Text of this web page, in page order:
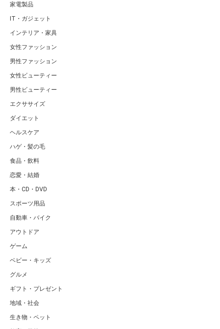
家電製品
IT・ガジェット
インテリア・家具
女性ファッション
男性ファッション
女性ビューティー
男性ビューティー
エクササイズ
ダイエット
ヘルスケア
ハゲ・髪の毛
食品・飲料
恋愛・結婚
本・CD・DVD
スポーツ用品
自動車・バイク
アウトドア
ゲーム
ベビー・キッズ
グルメ
ギフト・プレゼント
地域・社会
生き物・ペット